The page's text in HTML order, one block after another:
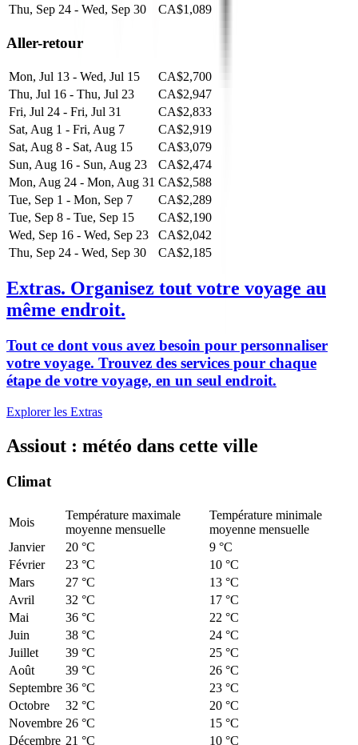
Thu, Sep 24 - Wed, Sep 30
CA$1,089
Aller-retour
Mon, Jul 13 - Wed, Jul 15
CA$2,700
Thu, Jul 16 - Thu, Jul 23
CA$2,947
Fri, Jul 24 - Fri, Jul 31
CA$2,833
Sat, Aug 1 - Fri, Aug 7
CA$2,919
Sat, Aug 8 - Sat, Aug 15
CA$3,079
Sun, Aug 16 - Sun, Aug 23
CA$2,474
Mon, Aug 24 - Mon, Aug 31 CA$2,588
Tue, Sep 1 - Mon, Sep 7
CA$2,289
Tue, Sep 8 - Tue, Sep 15
CA$2,190
Wed, Sep 16 - Wed, Sep 23
CA$2,042
Thu, Sep 24 - Wed, Sep 30
CA$2,185
Extras. Organisez tout votre voyage au
même endroit.
Tout ce dont vous avez besoin pour personnaliser
votre voyage. Trouvez des services pour chaque
étape de votre voyage, en un seul endroit.
Explorer les Extras
Assiout : météo dans cette ville
Climat
Mois
Température maximale
moyenne mensuelle
Température minimale
moyenne mensuelle
Janvier
20 °C
9 °C
Février
23 °C
10 °C
Mars
27 °C
13 °C
Avril
32 °C
17 °C
Mai
36 °C
22 °C
Juin
38 °C
24 °C
Juillet
39 °C
25 °C
Août
39 °C
26 °C
Septembre 36 °C
23 °C
Octobre
32 °C
20 °C
Novembre 26 °C
15 °C
Décembre 21 °C 10 °C